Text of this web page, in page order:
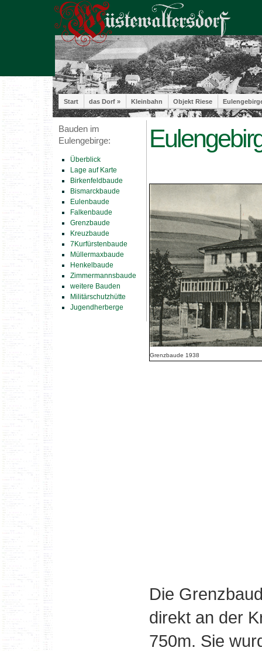
Start das Dorf » Kleinbahn Objekt Riese
Bauden im
Eulengebirge:
Überblick
Lage auf Karte
Birkenfeldbaude
Bismarckbaude
Eulenbaude
Falkenbaude
Grenzbaude
Kreuzbaude
7Kurfürstenbaude
Müllermaxbaude
Henkelbaude
Zimmermannsbaude
weitere Bauden
Militärschutzhütte
Jugendherberge
Grenzbaude 1938
Die
direkt an der
750m. Sie